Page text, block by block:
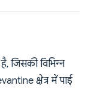
जिसकी विभिन्न
क्षेत्र में पाई